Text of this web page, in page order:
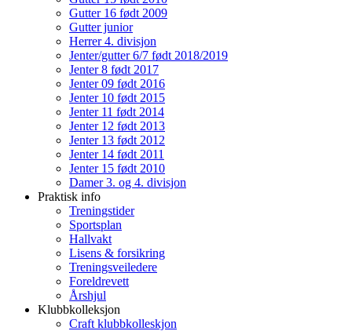
Gutter 16 født 2009
Gutter junior
Herrer 4. divisjon
Jenter/gutter 6/7 født 2018/2019
Jenter 8 født 2017
Jenter 09 født 2016
Jenter 10 født 2015
Jenter 11 født 2014
Jenter 12 født 2013
Jenter 13 født 2012
Jenter 14 født 2011
Jenter 15 født 2010
Damer 3. og 4. divisjon
Praktisk info
Treningstider
Sportsplan
Hallvakt
Lisens & forsikring
Treningsveiledere
Foreldrevett
Årshjul
Klubbkolleksjon
Craft klubbkolleskjon